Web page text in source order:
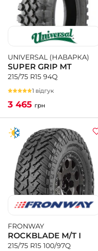
UNIVERSAL (НАВАРКА)
SUPER GRIP MT
215/75 R15 94Q
1 відгук
3 465 грн
FRONWAY
ROCKBLADE M/T I
215/75 R15 100/97Q